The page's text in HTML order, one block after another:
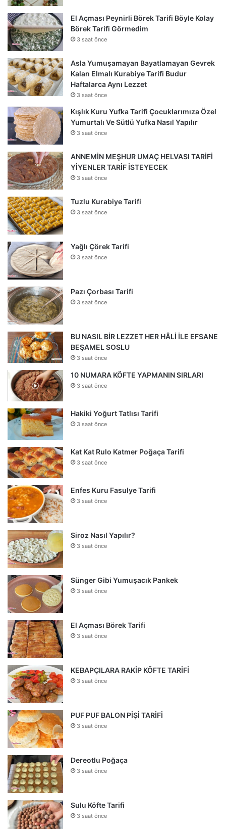
El Açması Peynirli Börek Tarifi Böyle Kolay
Börek Tarifi Görmedim
3 saat önce
Asla Yumuşamayan Bayatlamayan Gevrek
Kalan Elmalı Kurabiye Tarifi Budur
Haftalarca Aynı Lezzet
3 saat önce
Kışlık Kuru Yufka Tarifi Çocuklarımıza Özel
Yumurtalı Ve Sütlü Yufka Nasıl Yapılır
3 saat önce
ANNEMİN MEŞHUR UMAÇ HELVASI TARİFİ
YİYENLER TARİF İSTEYECEK
3 saat önce
Tuzlu Kurabiye Tarifi
3 saat önce
Yağlı Çörek Tarifi
3 saat önce
Pazı Çorbası Tarifi
3 saat önce
BU NASIL BİR LEZZET HER HÂLİ İLE EFSANE
BEŞAMEL SOSLU
3 saat önce
10 NUMARA KÖFTE YAPMANIN SIRLARI
3 saat önce
Hakiki Yoğurt Tatlısı Tarifi
3 saat önce
Kat Kat Rulo Katmer Poğaça Tarifi
3 saat önce
Enfes Kuru Fasulye Tarifi
3 saat önce
Siroz Nasıl Yapılır?
3 saat önce
Sünger Gibi Yumuşacık Pankek
3 saat önce
El Açması Börek Tarifi
3 saat önce
KEBAPÇILARA RAKİP KÖFTE TARİFİ
3 saat önce
PUF PUF BALON PİŞİ TARİFİ
3 saat önce
Dereotlu Poğaça
3 saat önce
Sulu Köfte Tarifi
3 saat önce